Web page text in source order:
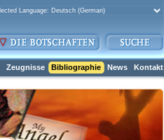
Zeugnisse Bibliographie News Kontakt